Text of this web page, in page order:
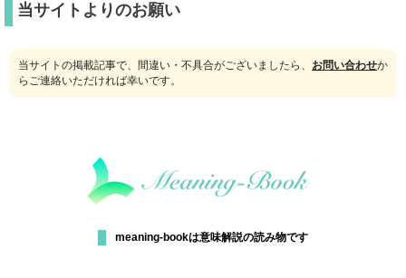
当サイトよりのお願い
当サイトの掲載記事で、間違い・不具合がございましたら、 お問い合わせか
らご連絡いただければ幸いです。
meaning-bookは意味解説の読み物です